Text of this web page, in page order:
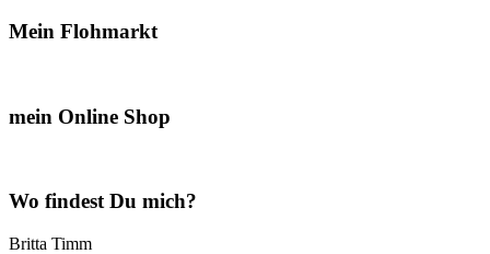
Mein Flohmarkt
mein Online Shop
Wo findest Du mich?
Britta Timm